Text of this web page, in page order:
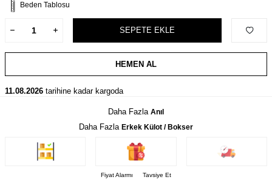
Beden Tablosu
SEPETE EKLE
HEMEN AL
11.08.2026 tarihine kadar kargoda
Daha Fazla Anıl
Daha Fazla Erkek Külot / Bokser
Fiyat Alarmı Tavsiye Et